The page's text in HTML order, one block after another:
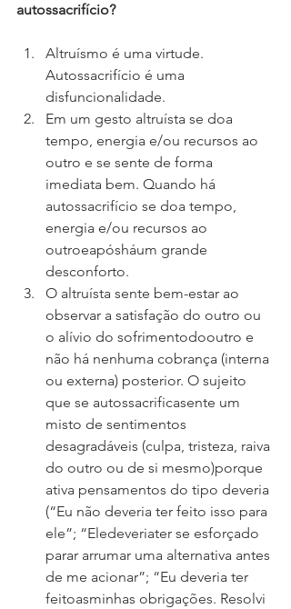
autossacrifício?
Altruísmo é uma virtude.
Autossacrifício é uma
disfuncionalidade.
Em um gesto altruísta se doa
tempo, energia e/ou recursos ao
outro e se sente de forma
imediata bem. Quando há
autossacrifício se doa tempo,
energia e/ou recursos ao
outroeapósháum grande
desconforto.
O altruísta sente bem-estar ao
observar a satisfação do outro ou
o alívio do sofrimentodooutro e
não há nenhuma cobrança (interna
ou externa) posterior. O sujeito
que se autossacrificasente um
misto de sentimentos
desagradáveis (culpa, tristeza, raiva
do outro ou de si mesmo)porque
ativa pensamentos do tipo deveria
(“Eu não deveria ter feito isso para
ele”; “Eledeveriater se esforçado
parar arrumar uma alternativa antes
de me acionar”; “Eu deveria ter
feitoasminhas obrigações. Resolvi